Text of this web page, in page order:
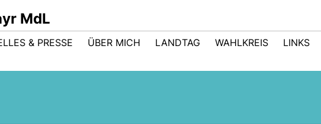
MdL
& PRESSE ÜBER MICH LANDTAG WAHLKREIS LINKS